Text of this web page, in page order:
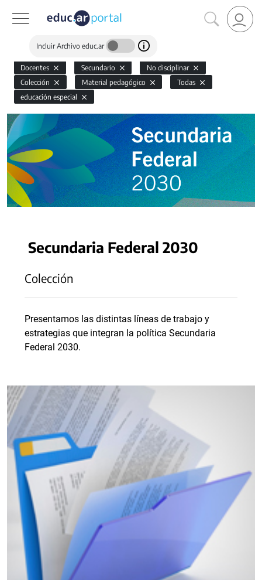
Incluir Archivo educ.ar
Docentes Secundario
No disciplinar
Colección
Material pedagógico
Todas
educación especial
Secundaria Federal 2030
Colección
Presentamos las distintas líneas de trabajo y
estrategias que integran la política Secundaria
Federal 2030.